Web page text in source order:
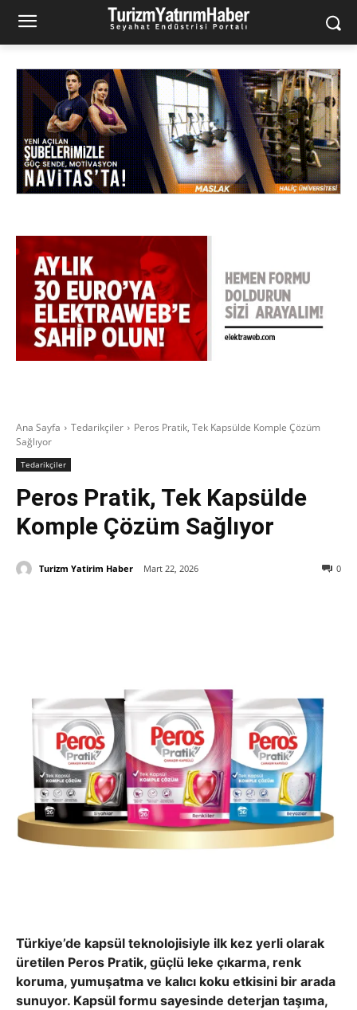
Ana Sayfa Tedarikçiler
Peros Pratik, Tek Kapsülde Komple Çözüm
Sağlıyor
Tedarikçiler
Peros Pratik, Tek Kapsülde
Komple Çözüm Sağlıyor
0
Turizm Yatirim Haber Mart 22, 2026
Türkiye’de kapsül teknolojisiyle ilk kez yerli olarak
üretilen Peros Pratik, güçlü leke çıkarma, renk
koruma, yumuşatma ve kalıcı koku etkisini bir arada
sunuyor. Kapsül formu sayesinde deterjan taşıma,